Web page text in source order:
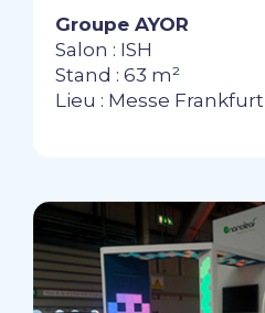
Groupe AYOR
Salon : ISH
Stand : 63 m²
Lieu : Messe Frankfurt